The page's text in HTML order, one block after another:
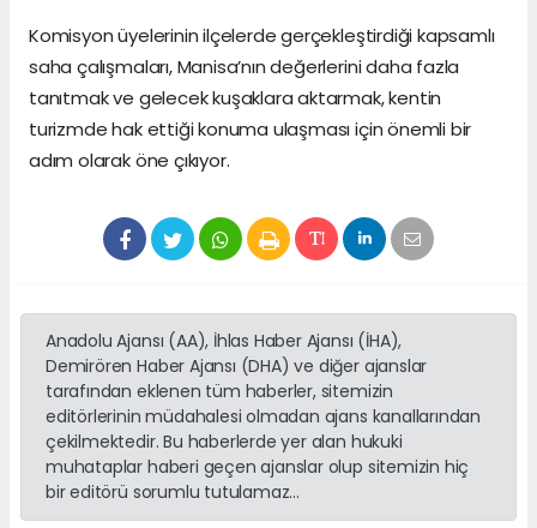
Komisyon üyelerinin ilçelerde gerçekleştirdiği kapsamlı
saha çalışmaları, Manisa’nın değerlerini daha fazla
tanıtmak ve gelecek kuşaklara aktarmak, kentin
turizmde hak ettiği konuma ulaşması için önemli bir
adım olarak öne çıkıyor.
Anadolu Ajansı (AA), İhlas Haber Ajansı (İHA),
Demirören Haber Ajansı (DHA) ve diğer ajanslar
tarafından eklenen tüm haberler, sitemizin
editörlerinin müdahalesi olmadan ajans kanallarından
çekilmektedir. Bu haberlerde yer alan hukuki
muhataplar haberi geçen ajanslar olup sitemizin hiç
bir editörü sorumlu tutulamaz...